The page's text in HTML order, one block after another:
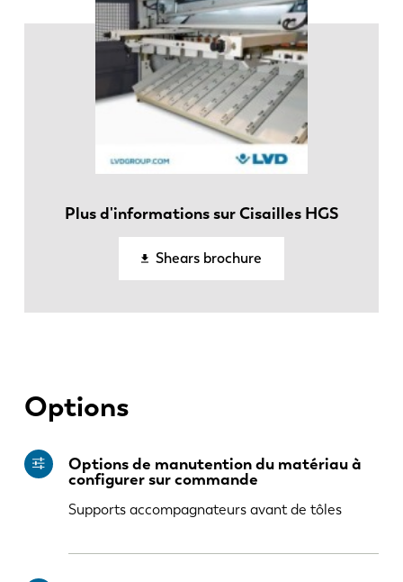
Plus d'informations sur Cisailles HGS
Shears brochure
Options
Options de manutention du matériau à
configurer sur commande
Supports accompagnateurs avant de tôles
EN NL
KO CN